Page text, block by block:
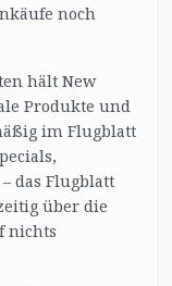
noch
hält New
Produkte und
im Flugblatt
das Flugblatt
über die
nichts